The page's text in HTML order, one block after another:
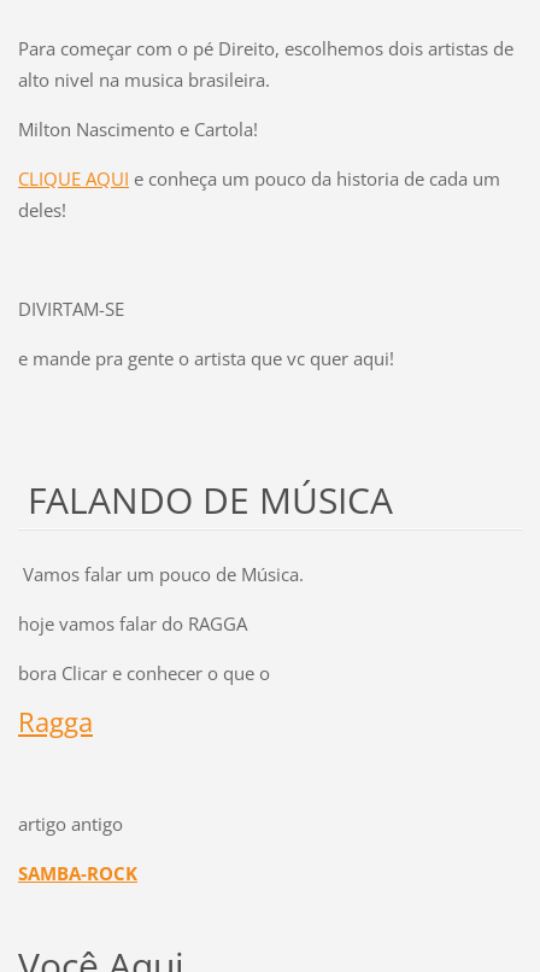
Para começar com o pé Direito, escolhemos dois artistas de
alto nivel na musica brasileira.
Milton Nascimento e Cartola!
CLIQUE AQUI e conheça um pouco da historia de cada um
deles!
DIVIRTAM-SE
e mande pra gente o artista que vc quer aqui!
FALANDO DE MÚSICA
Vamos falar um pouco de Música.
hoje vamos falar do RAGGA
bora Clicar e conhecer o que o
Ragga
artigo antigo
SAMBA-ROCK